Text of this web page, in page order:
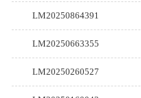
LM20250864391
LM20250663355
LM20250260527